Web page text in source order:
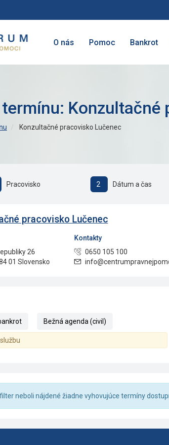
O nás Pomoc Bankrot
Konzultačné
Konzultačné pracovisko Lučenec
Pracovisko 2 Dátum a čas
pracovisko Lučenec
26
01 Slovensko
Kontakty
0650 105 100
Bežná agenda (civil)
neboli nájdené žiadne vyhovujúce termíny